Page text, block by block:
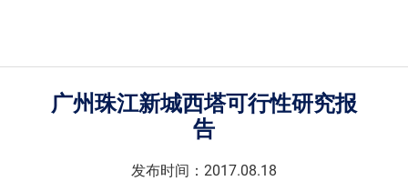
广州珠江新城西塔可行性研究报
告
发布时间：2017.08.18